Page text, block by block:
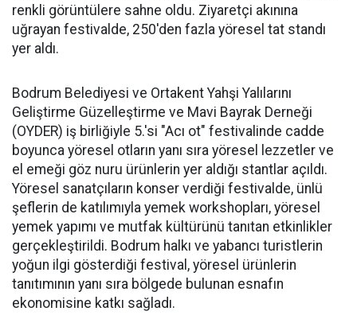
renkli görüntülere sahne oldu. Ziyaretçi akınına
uğrayan festivalde, 250'den fazla yöresel tat standı
yer aldı.
Bodrum Belediyesi ve Ortakent Yahşi Yalılarını
Geliştirme Güzelleştirme ve Mavi Bayrak Derneği
(OYDER) iş birliğiyle 5.'si "Acı ot" festivalinde cadde
boyunca yöresel otların yanı sıra yöresel lezzetler ve
el emeği göz nuru ürünlerin yer aldığı stantlar açıldı.
Yöresel sanatçıların konser verdiği festivalde, ünlü
şeflerin de katılımıyla yemek workshopları, yöresel
yemek yapımı ve mutfak kültürünü tanıtan etkinlikler
gerçekleştirildi. Bodrum halkı ve yabancı turistlerin
yoğun ilgi gösterdiği festival, yöresel ürünlerin
tanıtımının yanı sıra bölgede bulunan esnafın
ekonomisine katkı sağladı.